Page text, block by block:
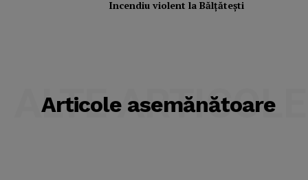
Incendiu violent la Bălţăteşti
Articole asemănătoare
ALTE ARTICOLE